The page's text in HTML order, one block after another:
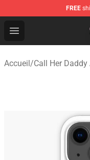
FREE
Open menu
Call Her Daddy
Accueil/Call Her